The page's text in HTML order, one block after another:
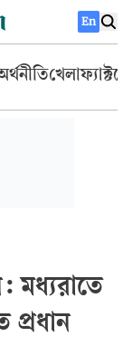
En
খেলা
মধ্যরাতে
প্রধান